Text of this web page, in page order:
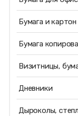
Бумага и
Бумага
Визитницы,
Дневники
Дыроколы,